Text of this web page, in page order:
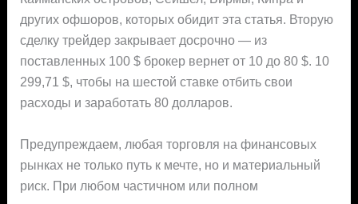
других офшоров, которых обидит эта статья. Вторую
сделку трейдер закрывает досрочно — из
поставленных 100 $ брокер вернет от 10 до 80 $. 10
299,71 $, чтобы на шестой ставке отбить свои
расходы и заработать 80 долларов.
Предупреждаем, любая торговля на финансовых
рынках не только путь к мечте, но и материальный
риск. При любом частичном или полном